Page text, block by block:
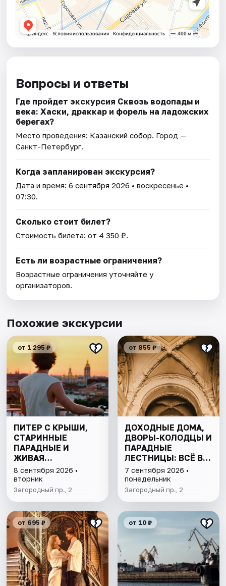
Вопросы и ответы
Где пройдет экскурсия Сквозь водопады и
века: Хаски, драккар и форель на ладожских
берегах?
Место проведения: Казанский собор. Город —
Санкт-Петербург.
Когда запланирован экскурсия?
Дата и время:6 сентября 2026 • воскресенье •
07:30.
Сколько стоит билет?
Стоимость билета: от 4 350 ₽.
Есть ли возрастные ограничения?
Возрастные ограничения уточняйте у
организаторов.
Похожие экскурсии
от 1 295 ₽
ПИТЕР С КРЫШИ,
СТАРИННЫЕ
ПАРАДНЫЕ И
ЖИВАЯ
КОММУНАЛКА
ДОВЛАТОВА
8 сентября 2026 •
вторник
Загородный пр., 2
от 855 ₽
ДОХОДНЫЕ ДОМА,
ДВОРЫ-КОЛОДЦЫ И
ПАРАДНЫЕ
ЛЕСТНИЦЫ: ВСЁ В
ОДНОЙ ПРОГУЛКЕ
7 сентября 2026 •
понедельник
Загородный пр., 2
от 695 ₽ от 10 ₽